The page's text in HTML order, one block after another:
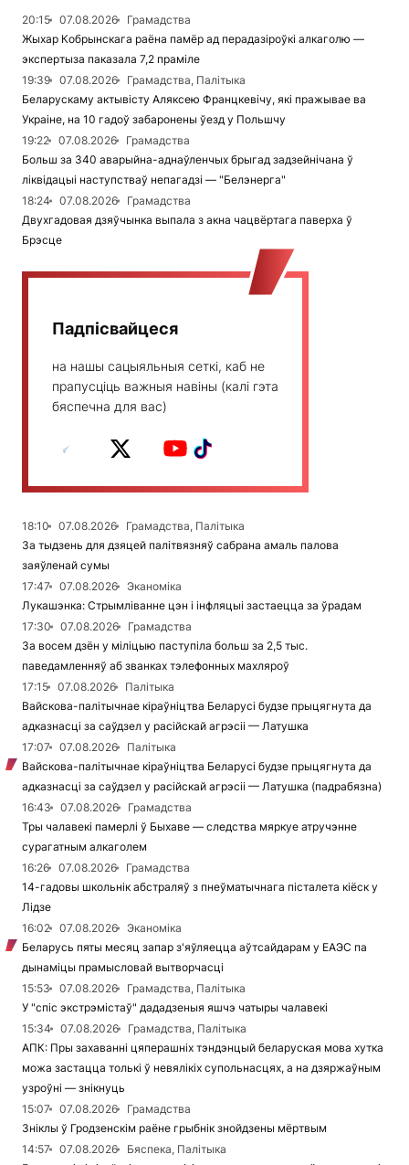
20:15 07.08.2026
Грамадства
Жыхар Кобрынскага раёна памёр ад перадазіроўкі алкаголю —
экспертыза паказала 7,2 праміле
19:39
07.08.2026
Грамадства, Палітыка
Беларускаму актывісту Аляксею Францкевічу, які пражывае ва
Украіне, на 10 гадоў забаронены ўезд у Польшчу
19:22
07.08.2026
Грамадства
Больш за 340 аварыйна-аднаўленчых брыгад задзейнічана ў
ліквідацыі наступстваў непагадзі — "Белэнерга"
18:24
07.08.2026
Грамадства
Двухгадовая дзяўчынка выпала з акна чацвёртага паверха ў
Брэсце
Падпісвайцеся
на нашы сацыяльныя сеткі, каб не
прапусціць важныя навіны (калі гэта
бяспечна для вас)
18:10 07.08.2026
Грамадства, Палітыка
За тыдзень для дзяцей палітвязняў сабрана амаль палова
заяўленай сумы
17:47
07.08.2026
Эканоміка
Лукашэнка: Стрымліванне цэн і інфляцыі застаецца за ўрадам
17:30
07.08.2026
Грамадства
За восем дзён у міліцыю паступіла больш за 2,5 тыс.
паведамленняў аб званках тэлефонных махляроў
17:15
07.08.2026
Палітыка
Вайскова-палітычнае кіраўніцтва Беларусі будзе прыцягнута да
адказнасці за саўдзел у расійскай агрэсіі — Латушка
17:07
07.08.2026
Палітыка
Вайскова-палітычнае кіраўніцтва Беларусі будзе прыцягнута да
адказнасці за саўдзел у расійскай агрэсіі — Латушка (падрабязна)
16:43
07.08.2026
Грамадства
Тры чалавекі памерлі ў Быхаве — следства мяркуе атручэнне
сурагатным алкаголем
16:26
07.08.2026
Грамадства
14-гадовы школьнік абстраляў з пнеўматычнага пісталета кіёск у
Лідзе
16:02
07.08.2026
Эканоміка
Беларусь пяты месяц запар з'яўляецца аўтсайдарам у ЕАЭС па
дынаміцы прамысловай вытворчасці
15:53
07.08.2026
Грамадства, Палітыка
У "спіс экстрэмістаў" дададзеныя яшчэ чатыры чалавекі
15:34
07.08.2026
Грамадства, Палітыка
АПК: Пры захаванні цяперашніх тэндэнцый беларуская мова хутка
можа застацца толькі ў невялікіх супольнасцях, а на дзяржаўным
узроўні — знікнуць
15:07
07.08.2026
Грамадства
Зніклы ў Гродзенскім раёне грыбнік знойдзены мёртвым
14:57
07.08.2026
Бяспека, Палітыка